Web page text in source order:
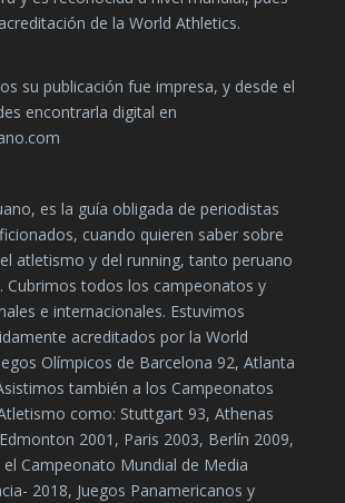
de la World Athletics.
su publicación fue impresa, y desde el
encontrarla digital en
es la guía obligada de periodistas
cuando quieren saber sobre
atletismo y del running, tanto peruano
Cubrimos todos los campeonatos y
e internacionales. Estuvimos
acreditados por la World
Olímpicos de Barcelona 92, Atlanta
también a los Campeonatos
como: Stuttgart 93, Athenas
2001, Paris 2003, Berlín 2009,
Campeonato Mundial de Media
2018, Juegos Panamericanos y